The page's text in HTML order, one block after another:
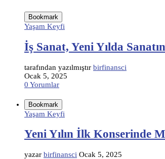
Bookmark
Yaşam Keyfi
İş Sanat, Yeni Yılda
tarafından yazılmıştır birfinansci
Ocak 5, 2025
0 Yorumlar
Bookmark
Yaşam Keyfi
Yeni Yılın İlk Konserinde
yazar birfinansci Ocak 5, 2025